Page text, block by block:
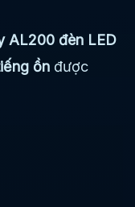
AL200 đèn LED
ồn được